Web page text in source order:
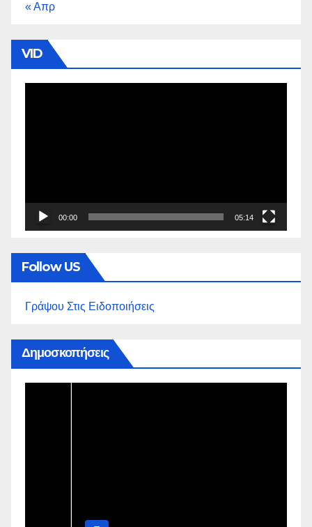
« Απρ
VID
00:00 05:14
Follow US
Γράψου Στις Ειδοποιήσεις
Δημοσκοπήσεις